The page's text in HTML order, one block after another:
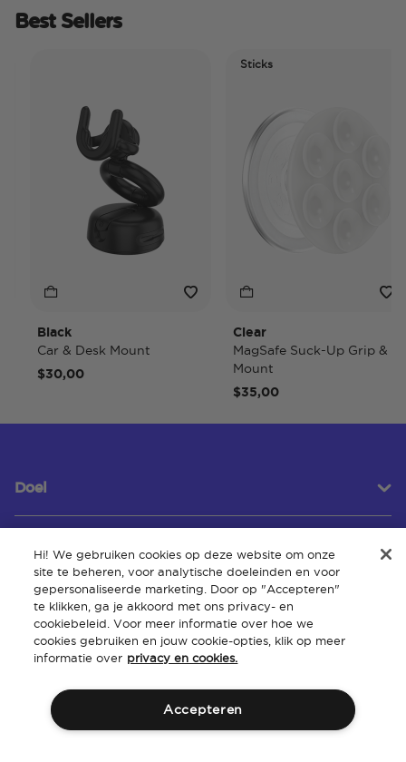
Best Sellers
Black
Car & Desk Mount
$30,00
Sticks
Clear
MagSafe Suck-Up Grip &
Mount
$35,00
Doel
Klantenservice
Over
Hi! We gebruiken cookies op deze website om onze
site te beheren, voor analytische doeleinden en voor
gepersonaliseerde marketing. Door op "Accepteren"
te klikken, ga je akkoord met ons privacy- en
cookiebeleid. Voor meer informatie over hoe we
cookies gebruiken en jouw cookie-opties, klik op meer
informatie over privacy en cookies.
Accepteren